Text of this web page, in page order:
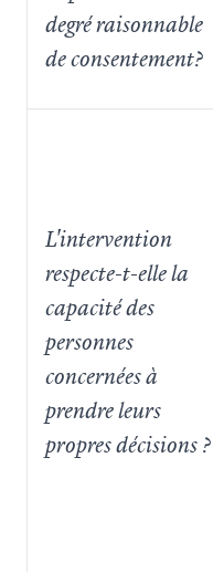
degré raisonnable
de consentement?
L'intervention
respecte-t-elle la
capacité des
personnes
concernées à
prendre leurs
propres décisions ?